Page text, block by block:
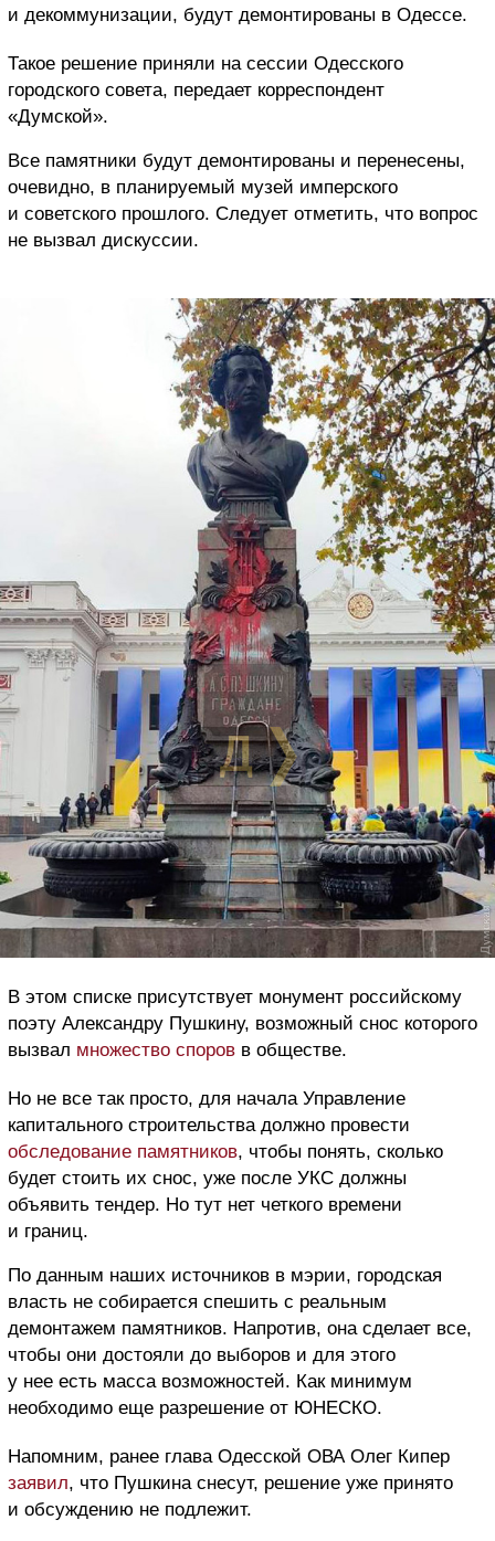
и декоммунизации, будут демонтированы в Одессе.
Такое решение приняли на сессии Одесского
городского совета, передает корреспондент
«Думской».
Все памятники будут демонтированы и перенесены,
очевидно, в планируемый музей имперского
и советского прошлого. Следует отметить, что вопрос
не вызвал дискуссии.
В этом списке присутствует монумент российскому
поэту Александру Пушкину, возможный снос которого
вызвал множество споров в обществе.
Но не все так просто, для начала Управление
капитального строительства должно провести
обследование памятников, чтобы понять, сколько
будет стоить их снос, уже после УКС должны
объявить тендер. Но тут нет четкого времени
и границ.
По данным наших источников в мэрии, городская
власть не собирается спешить с реальным
демонтажем памятников. Напротив, она сделает все,
чтобы они достояли до выборов и для этого
у нее есть масса возможностей. Как минимум
необходимо еще разрешение от ЮНЕСКО.
Напомним, ранее глава Одесской ОВА Олег Кипер
заявил, что Пушкина снесут, решение уже принято
и обсуждению не подлежит.